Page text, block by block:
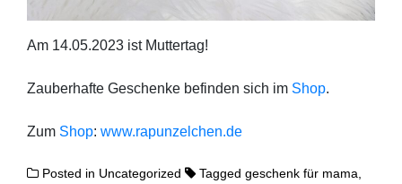
Am 14.05.2023 ist Muttertag!
Zau­ber­haf­te Geschen­ke befin­den sich im Shop.
Zum Shop: www.rapunzelchen.de
Posted in Uncategorized Taggedgeschenk für mama,